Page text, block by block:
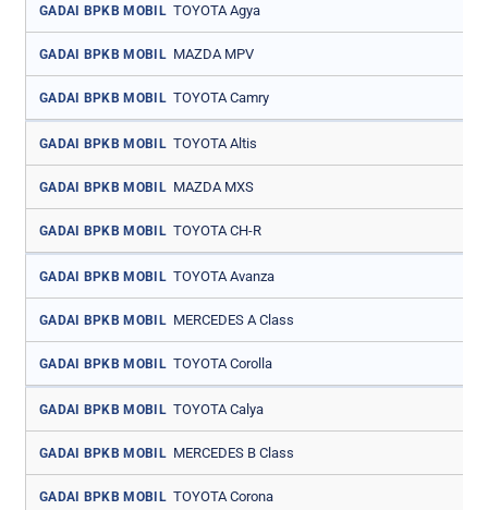
GADAI BPKB MOBIL TOYOTA Agya
GADAI BPKB MOBIL MAZDA MPV
GADAI BPKB MOBIL TOYOTA Camry
GADAI BPKB MOBIL TOYOTA Altis
GADAI BPKB MOBIL MAZDA MXS
GADAI BPKB MOBIL TOYOTA CH-R
GADAI BPKB MOBIL TOYOTA Avanza
GADAI BPKB MOBIL MERCEDES A Class
GADAI BPKB MOBIL TOYOTA Corolla
GADAI BPKB MOBIL TOYOTA Calya
GADAI BPKB MOBIL MERCEDES B Class
GADAI BPKB MOBIL TOYOTA Corona